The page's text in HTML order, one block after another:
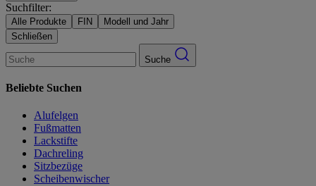
Suchfilter:
Alle Produkte FIN
Modell und Jahr
Schließen
Suche
Beliebte Suchen
Alufelgen
Fußmatten
Lackstifte
Dachreling
Sitzbezüge
Scheibenwischer